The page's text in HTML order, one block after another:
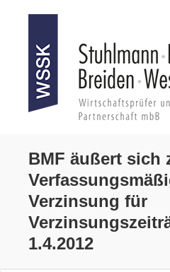
BMF äußert sich
Verzinsung für
1.4.2012